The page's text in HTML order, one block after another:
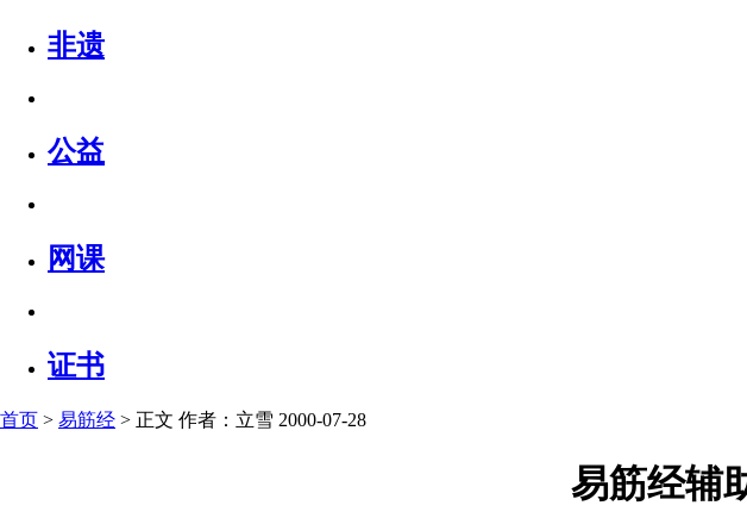
非遗
公益
网课
证书
首页 > 易筋经 > 正文 作者：立雪 2000-07-28
易筋经辅